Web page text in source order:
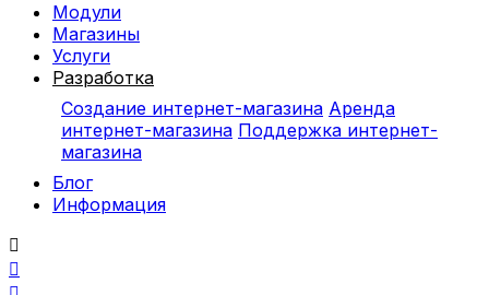
Модули
Магазины
Услуги
Разработка
Создание интернет-магазина Аренда
интернет-магазина Поддержка интернет-
магазина
Блог
Информация

